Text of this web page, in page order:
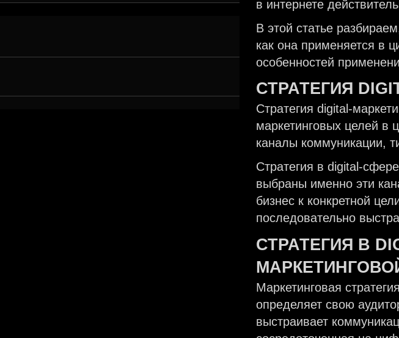
в интернете
В этой статье
как она применяется в
особенностей
СТРАТЕГИЯ
Стратегия digital-
маркетинговых целей в
каналы коммуникации,
Стратегия в digital-
выбраны именно эти
бизнес к конкретной
последовательно
СТРАТЕГИЯ В
Маркетинговая
определяет свою
выстраивает